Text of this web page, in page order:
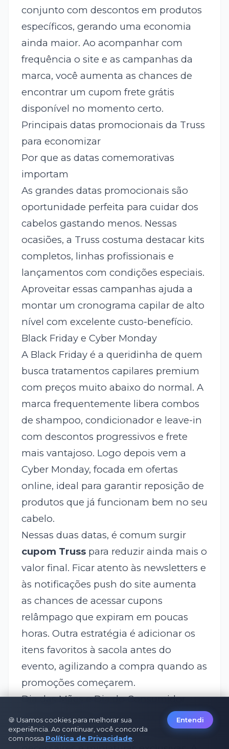
conjunto com descontos em produtos
específicos, gerando uma economia
ainda maior. Ao acompanhar com
frequência o site e as campanhas da
marca, você aumenta as chances de
encontrar um cupom frete grátis
disponível no momento certo.
Principais datas promocionais da Truss
para economizar
Por que as datas comemorativas
importam
As grandes datas promocionais são
oportunidade perfeita para cuidar dos
cabelos gastando menos. Nessas
ocasiões, a Truss costuma destacar kits
completos, linhas profissionais e
lançamentos com condições especiais.
Aproveitar essas campanhas ajuda a
montar um cronograma capilar de alto
nível com excelente custo-benefício.
Black Friday e Cyber Monday
A Black Friday é a queridinha de quem
busca tratamentos capilares premium
com preços muito abaixo do normal. A
marca frequentemente libera combos
de shampoo, condicionador e leave-in
com descontos progressivos e frete
mais vantajoso. Logo depois vem a
Cyber Monday, focada em ofertas
online, ideal para garantir reposição de
produtos que já funcionam bem no seu
cabelo.
Nessas duas datas, é comum surgir
cupom Trusspara reduzir ainda mais o
valor final. Ficar atento às newsletters e
às notificações push do site aumenta
as chances de acessar cupons
relâmpago que expiram em poucas
horas. Outra estratégia é adicionar os
itens favoritos à sacola antes do
evento, agilizando a compra quando as
promoções começarem.
Dia das Mães e Dia do Consumidor
O Dia das Mães costuma trazer kits de
presente com embalagens especiais,
🍪 Usamos cookies para melhorar sua
experiência. Ao continuar, você concorda
com nossa Política de Privacidade
Entendi